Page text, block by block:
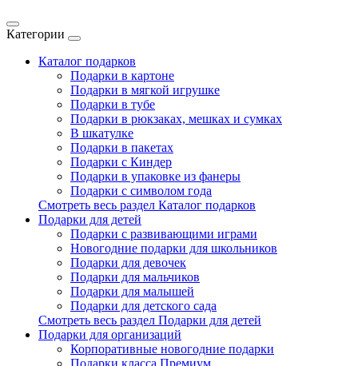
Категории
Каталог подарков
Подарки в картоне
Подарки в мягкой игрушке
Подарки в тубе
Подарки в рюкзаках, мешках и сумках
В шкатулке
Подарки в пакетах
Подарки с Киндер
Подарки в упаковке из фанеры
Подарки с символом года
Смотреть весь раздел Каталог подарков
Подарки для детей
Подарки с развивающими играми
Новогодние подарки для школьников
Подарки для девочек
Подарки для мальчиков
Подарки для малышей
Подарки для детского сада
Смотреть весь раздел Подарки для детей
Подарки для организаций
Корпоративные новогодние подарки
Подарки класса Премиум